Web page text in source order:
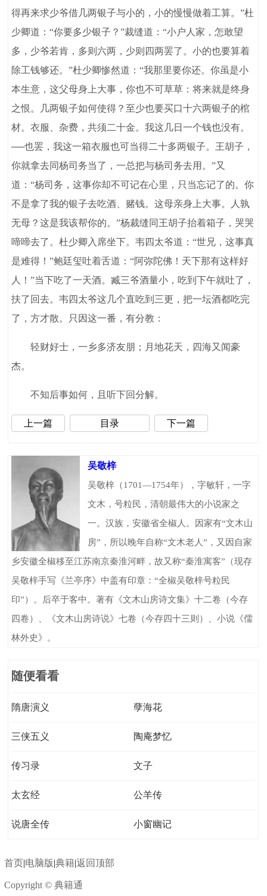
得再来求少爷借几两银子与小的，小的慢慢做着工算。”杜
少卿道：“你要多少银子？”裁缝道：“小户人家，怎敢望
多，少爷若肯，多则六两，少则四两罢了。小的也要算着
除工钱够还。”杜少卿惨然道：“我那里要你还。你虽是小
本生意，这父母身上大事，你也不可草草：将来就是终身
之恨。几两银子如何使得？至少也要买口十六两银子的棺
材。衣服、杂费，共须二十金。我这几日一个钱也没有。
──也罢，我这一箱衣服也可当得二十多两银子。王胡子，
你就拿去同杨司务当了，一总把与杨司务去用。”又
道：“杨司务，这事你却不可记在心里，只当忘记了的。你
不是拿了我的银子去吃酒、赌钱。这母亲身上大事。人孰
无母？这是我该帮你的。”杨裁缝同王胡子抬着箱子，哭哭
啼啼去了。杜少卿入席坐下。韦四太爷道：“世兄，这事真
是难得！”鲍廷玺吐着舌道：“阿弥陀佛！天下那有这样好
人！”当下吃了一天酒。臧三爷酒量小，吃到下午就吐了，
扶了回去。韦四太爷这几个直吃到三更，把一坛酒都吃完
了，方才散。只因这一番，有分教：
轻财好士，一乡多济友朋；月地花天，四海又闻豪
杰。
不知后事如何，且听下回分解。
上一篇 目录 下一篇
吴敬梓
吴敬梓（1701—1754年），字敏轩，一字
文木，号粒民，清朝最伟大的小说家之
一。汉族，安徽省全椒人。因家有“文木山
房”，所以晚年自称“文木老人”，又因自家
乡安徽全椒移至江苏南京秦淮河畔，故又称“秦淮寓客”（现存
吴敬梓手写《兰亭序》中盖有印章：“全椒吴敬梓号粒民
印”）。后卒于客中。著有《文木山房诗文集》十二卷（今存
四卷）、《文木山房诗说》七卷（今存四十三则）、小说《儒
林外史》。
随便看看
隋唐演义 孽海花
三侠五义 陶庵梦忆
传习录 文子
太玄经 公羊传
说唐全传 小窗幽记
首页|电脑版|典籍|返回顶部
Copyright © 典籍通